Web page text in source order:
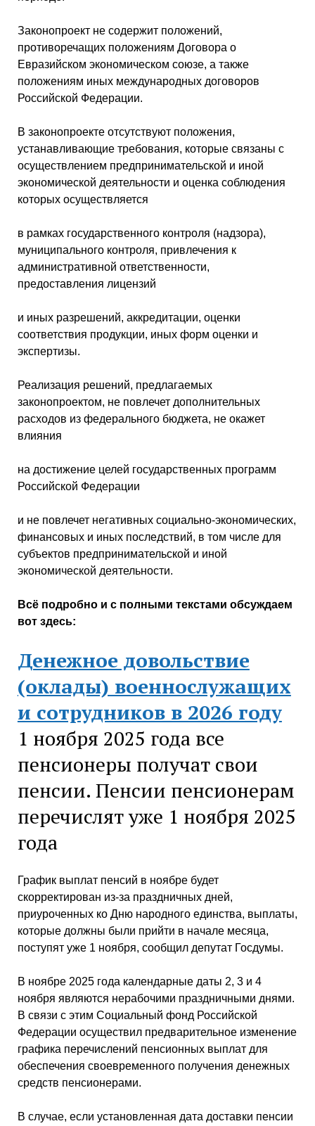
Законопроект не содержит положений,
противоречащих положениям Договора о
Евразийском экономическом союзе, а также
положениям иных международных договоров
Российской Федерации.
В законопроекте отсутствуют положения,
устанавливающие требования, которые связаны с
осуществлением предпринимательской и иной
экономической деятельности и оценка соблюдения
которых осуществляется
в рамках государственного контроля (надзора),
муниципального контроля, привлечения к
административной ответственности,
предоставления лицензий
и иных разрешений, аккредитации, оценки
соответствия продукции, иных форм оценки и
экспертизы.
Реализация решений, предлагаемых
законопроектом, не повлечет дополнительных
расходов из федерального бюджета, не окажет
влияния
на достижение целей государственных программ
Российской Федерации
и не повлечет негативных социально-экономических,
финансовых и иных последствий, в том числе для
субъектов предпринимательской и иной
экономической деятельности.
Всё подробно и с полными текстами обсуждаем
вот здесь:
Денежное довольствие
(оклады) военнослужащих
и сотрудников в 2026 году
1 ноября 2025 года все
пенсионеры получат свои
пенсии. Пенсии пенсионерам
перечислят уже 1 ноября 2025
года
График выплат пенсий в ноябре будет
скорректирован из-за праздничных дней,
приуроченных ко Дню народного единства, выплаты,
которые должны были прийти в начале месяца,
поступят уже 1 ноября, сообщил депутат Госдумы.
В ноябре 2025 года календарные даты 2, 3 и 4
ноября являются нерабочими праздничными днями.
В связи с этим Социальный фонд Российской
Федерации осуществил предварительное изменение
графика перечислений пенсионных выплат для
обеспечения своевременного получения денежных
средств пенсионерами.
В случае, если установленная дата доставки пенсии